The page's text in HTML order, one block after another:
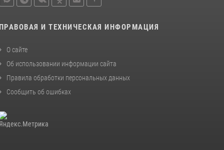
ПРАВОВАЯ И ТЕХНИЧЕСКАЯ ИНФОРМАЦИЯ
О сайте
Об использовании информации сайта
Правила обработки персональных данных
Сообщить об ошибках